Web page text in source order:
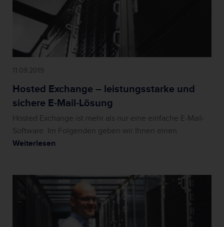
11.09.2019
Hosted Exchange – leistungsstarke und
sichere E-Mail-Lösung
Hosted Exchange ist mehr als nur eine einfache E-Mail-
Software. Im Folgenden geben wir Ihnen einen
Weiterlesen